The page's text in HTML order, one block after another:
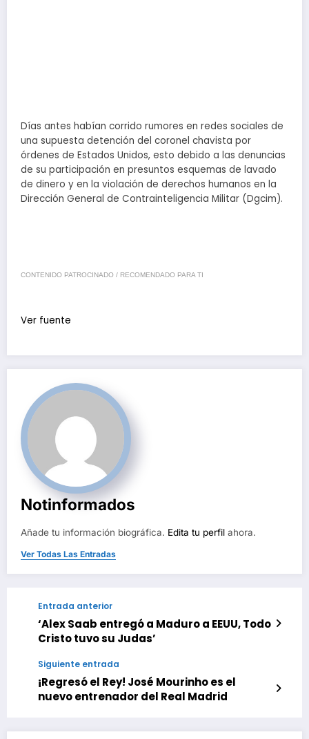
Días antes habían corrido rumores en redes sociales de
una supuesta detención del coronel chavista por
órdenes de Estados Unidos, esto debido a las denuncias
de su participación en presuntos esquemas de lavado
de dinero y en la violación de derechos humanos en la
Dirección General de Contrainteligencia Militar (Dgcim).
CONTENIDO PATROCINADO / RECOMENDADO PARA TI
Ver fuente
Notinformados
Añade tu información biográfica. Edita tu perfil ahora.
Ver Todas Las Entradas
Entrada anterior
‘Alex Saab entregó a Maduro a EEUU, Todo
Cristo tuvo su Judas’
Siguiente entrada
¡Regresó el Rey! José Mourinho es el
nuevo entrenador del Real Madrid